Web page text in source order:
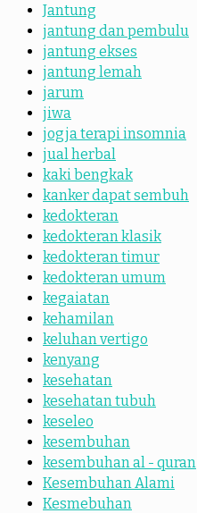
Jantung
jantung dan pembulu
jantung ekses
jantung lemah
jarum
jiwa
jogja terapi insomnia
jual herbal
kaki bengkak
kanker dapat sembuh
kedokteran
kedokteran klasik
kedokteran timur
kedokteran umum
kegaiatan
kehamilan
keluhan vertigo
kenyang
kesehatan
kesehatan tubuh
keseleo
kesembuhan
kesembuhan al - quran
Kesembuhan Alami
Kesmebuhan